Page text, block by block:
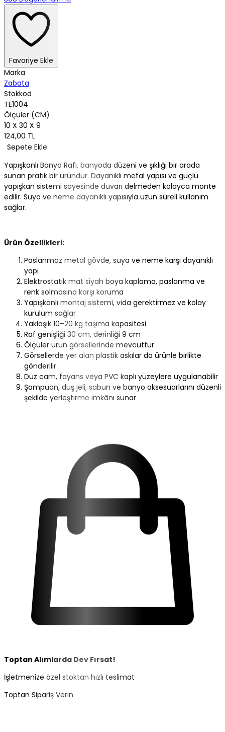
Favoriye Ekle
Marka
Zabata
Stokkod
TE1004
Ölçüler (CM)
10 X 30 X 9
124,00 TL
Sepete Ekle
Yapışkanlı Banyo Rafı, banyoda düzeni ve şıklığı bir arada
sunan pratik bir üründür. Dayanıklı metal yapısı ve güçlü
yapışkan sistemi sayesinde duvarı delmeden kolayca monte
edilir. Suya ve neme dayanıklı yapısıyla uzun süreli kullanım
sağlar.
Ürün Özellikleri:
Paslanmaz metal gövde, suya ve neme karşı dayanıklı
yapı
Elektrostatik mat siyah boya kaplama, paslanma ve
renk solmasına karşı koruma
Yapışkanlı montaj sistemi, vida gerektirmez ve kolay
kurulum sağlar
Yaklaşık 10–20 kg taşıma kapasitesi
Raf genişliği 30 cm, derinliği 9 cm
Ölçüler ürün görsellerinde mevcuttur
Görsellerde yer alan plastik askılar da ürünle birlikte
gönderilir
Düz cam, fayans veya PVC kaplı yüzeylere uygulanabilir
Şampuan, duş jeli, sabun ve banyo aksesuarlarını düzenli
şekilde yerleştirme imkânı sunar
Toptan Alımlarda Dev Fırsat!
İşletmenize özel stoktan hızlı teslimat
Toptan Sipariş Verin